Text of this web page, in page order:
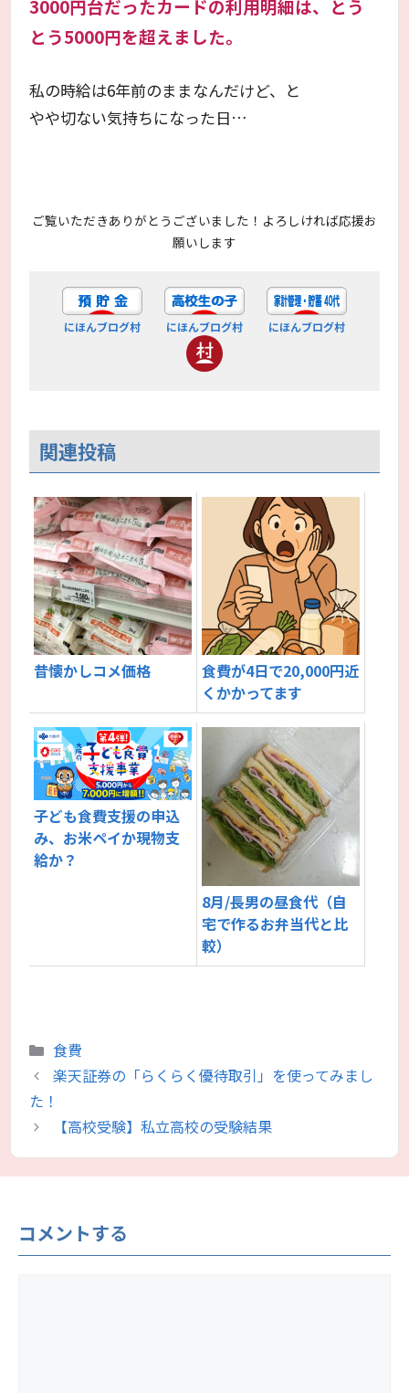
3000円台だったカードの利用明細は、とう
とう5000円を超えました。
私の時給は6年前のままなんだけど、と
やや切ない気持ちになった日…
ご覧いただきありがとうございました！よろしければ応援お
願いします
にほんブログ村 にほんブログ村 にほんブログ村
関連投稿
昔懐かしコメ価格
食費が4日で20,000円近
くかかってます
子ども食費支援の申込
み、お米ペイか現物支
給か？
8月/長男の昼食代（自
宅で作るお弁当代と比
較）
カ
テ
リ
ー
食費
楽天証券の「らくらく優待取引」を使ってみまし
た！
【高校受験】私立高校の受験結果
コメントする